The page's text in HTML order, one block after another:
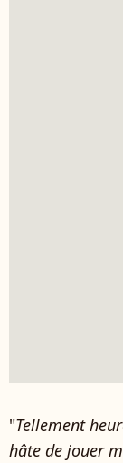
"Tellement
hâte de jouer